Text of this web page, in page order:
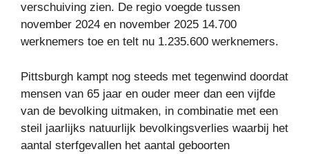
verschuiving zien. De regio voegde tussen
november 2024 en november 2025 14.700
werknemers toe en telt nu 1.235.600 werknemers.
Pittsburgh kampt nog steeds met tegenwind doordat
mensen van 65 jaar en ouder meer dan een vijfde
van de bevolking uitmaken, in combinatie met een
steil jaarlijks natuurlijk bevolkingsverlies waarbij het
aantal sterfgevallen het aantal geboorten